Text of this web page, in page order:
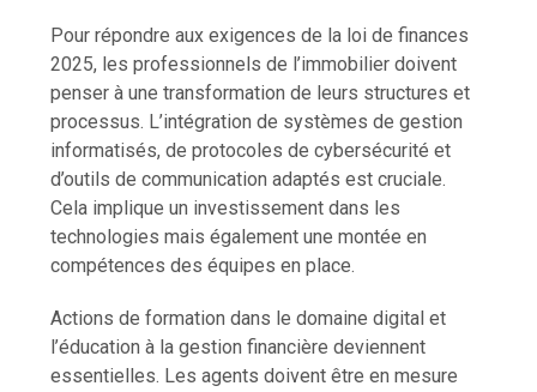
Pour répondre aux exigences de la loi de finances
2025, les professionnels de l’immobilier doivent
penser à une transformation de leurs structures et
processus. L’intégration de systèmes de gestion
informatisés, de protocoles de cybersécurité et
d’outils de communication adaptés est cruciale.
Cela implique un investissement dans les
technologies mais également une montée en
compétences des équipes en place.
Actions de formation dans le domaine digital et
l’éducation à la gestion financière deviennent
essentielles. Les agents doivent être en mesure